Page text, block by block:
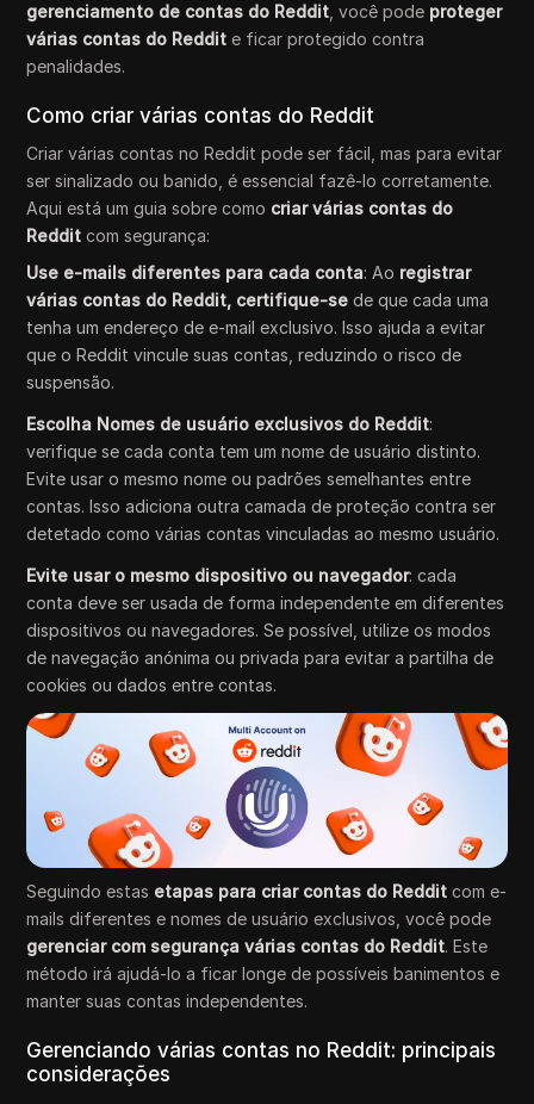
gerenciamento de contas do Reddit , você pode proteger
várias contas do Reddit e ficar protegido contra
penalidades.
Como criar várias contas do Reddit
Criar várias contas no Reddit pode ser fácil, mas para evitar
ser sinalizado ou banido, é essencial fazê-lo corretamente.
Aqui está um guia sobre como criar várias contas do
Reddit com segurança:
Use e-mails diferentes para cada conta: Ao registrar
várias contas do Reddit, certifique-se de que cada uma
tenha um endereço de e-mail exclusivo. Isso ajuda a evitar
que o Reddit vincule suas contas, reduzindo o risco de
suspensão.
Escolha Nomes de usuário exclusivos do Reddit:
verifique se cada conta tem um nome de usuário distinto.
Evite usar o mesmo nome ou padrões semelhantes entre
contas. Isso adiciona outra camada de proteção contra ser
detetado como várias contas vinculadas ao mesmo usuário.
Evite usar o mesmo dispositivo ou navegador: cada
conta deve ser usada de forma independente em diferentes
dispositivos ou navegadores. Se possível, utilize os modos
de navegação anónima ou privada para evitar a partilha de
cookies ou dados entre contas.
Seguindo estas etapas para criar contas do Reddit com e-
mails diferentes e nomes de usuário exclusivos, você pode
gerenciar com segurança várias contas do Reddit. Este
método irá ajudá-lo a ficar longe de possíveis banimentos e
manter suas contas independentes.
Gerenciando várias contas no Reddit: principais
considerações